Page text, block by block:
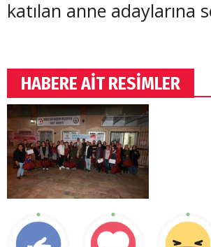
katılan anne adaylarına
HABERE AİT RESİMLER